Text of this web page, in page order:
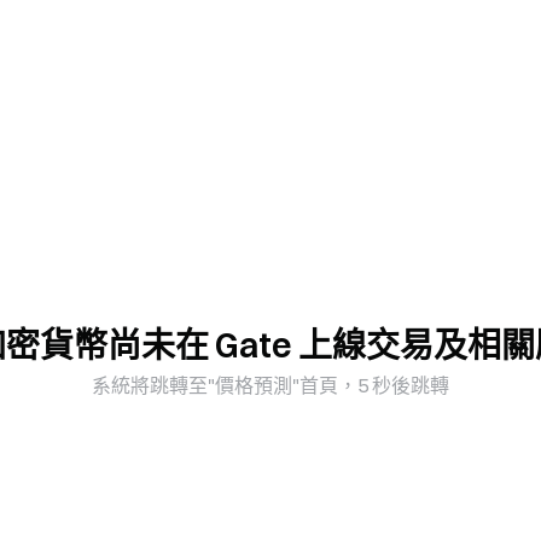
貨幣尚未在 Gate 上線交易及相
系統將跳轉至"價格預測"首頁，5 秒後跳轉